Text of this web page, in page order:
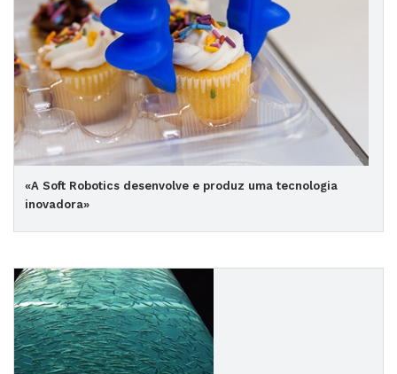
«A Soft Robotics desenvolve e produz uma tecnologia
inovadora»